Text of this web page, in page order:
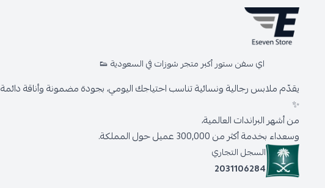
اي سفن ستور أكبر متجر شوزات في السعودية 👟
يقدّم ملابس رجالية ونسائية تناسب احتياجك اليومي، بجودة مضمونة وأناقة دائمة
✨
من أشهر البراندات العالمية،
وسعداء بخدمة أكثر من 300,000 عميل حول المملكة.
السجل التجاري
2031106284